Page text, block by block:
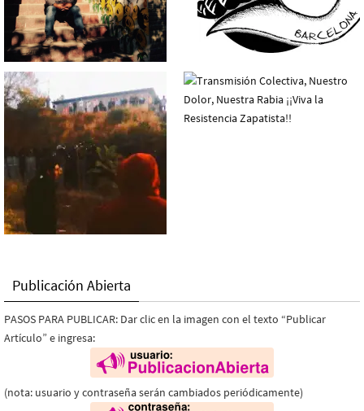
Publicación Abierta
PASOS PARA PUBLICAR: Dar clic en la imagen con el texto “Publicar
Artículo” e ingresa:
(nota: usuario y contraseña serán cambiados periódicamente)